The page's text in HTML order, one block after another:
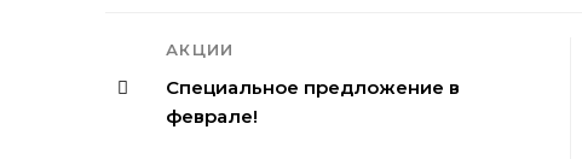
АКЦИИ
Специальное предложение в
феврале!